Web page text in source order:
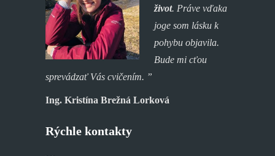
život. Práve vďaka
joge som lásku k
pohybu objavila.
Bude mi cťou
sprevádzať Vás cvičením. ”
Ing. Kristína Brežná Lorková
Rýchle kontakty